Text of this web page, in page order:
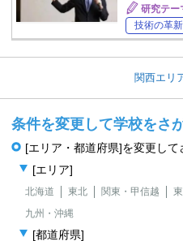
研究テー
技術の革新
関西エリ
条件を変更して学校をさ
[エリア・都道府県]を変更して
[エリア]
北海道 東北 関東・甲信越
九州・沖縄
[都道府県]